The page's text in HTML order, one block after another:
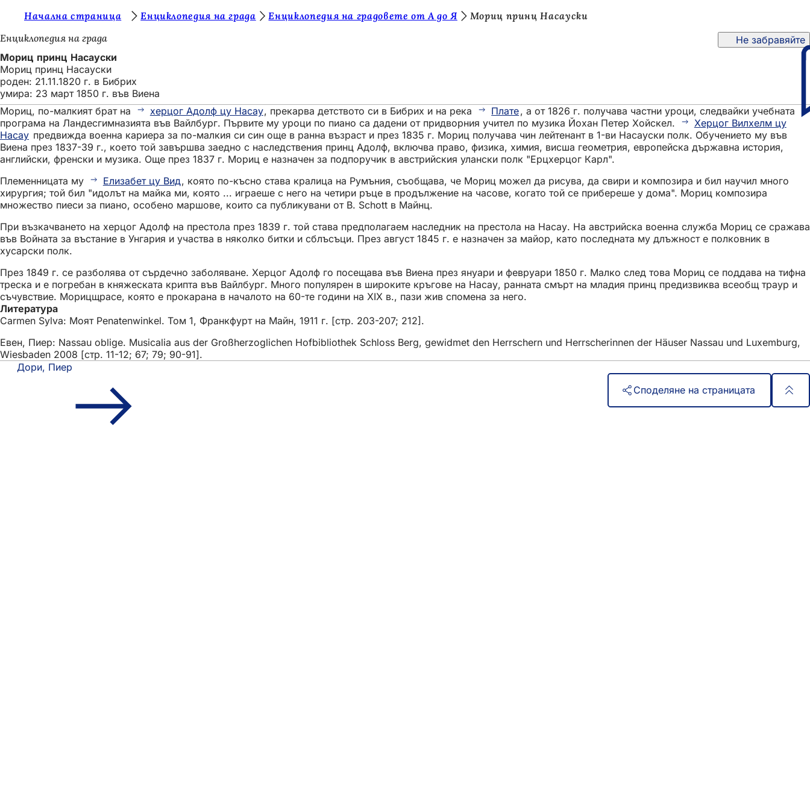
Преминаване към съдържанието
и
е
с
т
е
т
у
к
:
Начална страница Енциклопедия на града Енциклопедия на градовете от А до Я
Мориц принц Насауски
Енциклопедия на града
Не забравяйте
Мориц принц Насауски
Мориц принц Насауски
роден: 21.11.1820 г. в Бибрих
умира: 23 март 1850 г. във Виена
Мориц, по-малкият брат на
херцог Адолф цу Насау, прекарва детството си в Бибрих и на река Плате, а от 1826 г. получава частни уроци, следвайки учебната
програма на Ландесгимназията във Вайлбург. Първите му уроци по пиано са дадени от придворния учител по музика Йохан Петер Хойскел.
Херцог Вилхелм цу
Насау предвижда военна кариера за по-малкия си син още в ранна възраст и през 1835 г. Мориц получава чин лейтенант в 1-ви Насауски полк. Обучението му във
Виена през 1837-39 г., което той завършва заедно с наследствения принц Адолф, включва право, физика, химия, висша геометрия, европейска държавна история,
английски, френски и музика. Още през 1837 г. Мориц е назначен за подпоручик в австрийския улански полк "Ерцхерцог Карл".
Племенницата му
Елизабет цу Вид, която по-късно става кралица на Румъния, съобщава, че Мориц можел да рисува, да свири и композира и бил научил много
хирургия; той бил "идолът на майка ми, която ... играеше с него на четири ръце в продължение на часове, когато той се прибереше у дома". Мориц композира
множество пиеси за пиано, особено маршове, които са публикувани от B. Schott в Майнц.
При възкачването на херцог Адолф на престола през 1839 г. той става предполагаем наследник на престола на Насау. На австрийска военна служба Мориц се сражава
във Войната за въстание в Унгария и участва в няколко битки и сблъсъци. През август 1845 г. е назначен за майор, като последната му длъжност е полковник в
хусарски полк.
През 1849 г. се разболява от сърдечно заболяване. Херцог Адолф го посещава във Виена през януари и февруари 1850 г. Малко след това Мориц се поддава на тифна
треска и е погребан в княжеската крипта във Вайлбург. Много популярен в широките кръгове на Насау, ранната смърт на младия принц предизвиква всеобщ траур и
съчувствие. Морицщрасе, която е прокарана в началото на 60-те години на XIX в., пази жив спомена за него.
Литература
Carmen Sylva: Моят Penatenwinkel. Том 1, Франкфурт на Майн, 1911 г. [стр. 203-207; 212].
Евен, Пиер: Nassau oblige. Musicalia aus der Großherzoglichen Hofbibliothek Schloss Berg, gewidmet den Herrschern und Herrscherinnen der Häuser Nassau und Luxemburg,
Wiesbaden 2008 [стр. 11-12; 67; 79; 90-91].
Дори, Пиер
Споделяне на страницата